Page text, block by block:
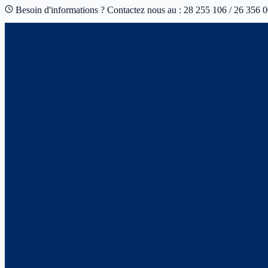
Besoin d'informations ? Contactez nous au : 28 255 106 / 26 356